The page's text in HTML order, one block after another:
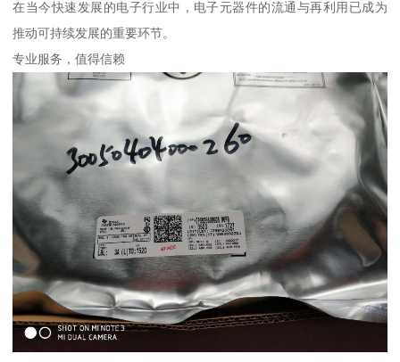
在当今快速发展的电子行业中，电子元器件的流通与再利用已成为
推动可持续发展的重要环节。
专业服务，值得信赖